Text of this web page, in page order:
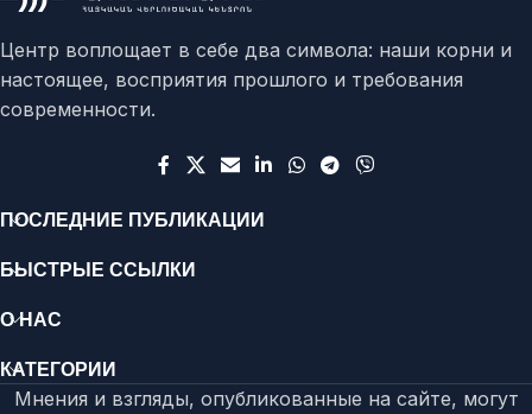
Центр воплощает в себе два символа: наши корни и
настоящее, восприятия прошлого и требования
современности.
ПОСЛЕДНИЕ ПУБЛИКАЦИИ
БЫСТРЫЕ ССЫЛКИ
О НАС
КАТЕГОРИИ
Мнения и взгляды, опубликованные на сайте, могут